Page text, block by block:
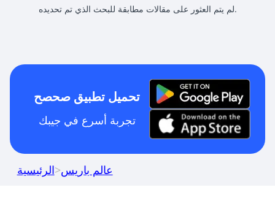
لم يتم العثور على مقالات مطابقة للبحث الذي تم تحديده.
تحميل تطبيق صحصح
تجربة أسرع في جيبك
الرئيسية>عالم باريس